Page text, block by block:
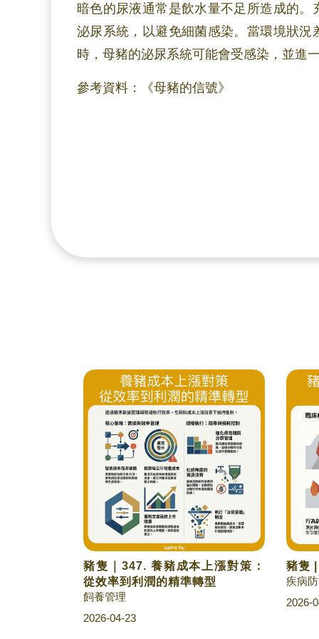
暗色的尿液通常是飲水量不足所造成的。
泌尿系統，以避免細菌感染。當環境狀況
時，母豬的泌尿系統可能會受感染，並進
參考資料：《母豬的信號》
豬隻｜347. 養豬成本上漲對策：
從效率到利潤的精準轉型
飼養管理
2026-04-23
豬隻
疾病
2026-